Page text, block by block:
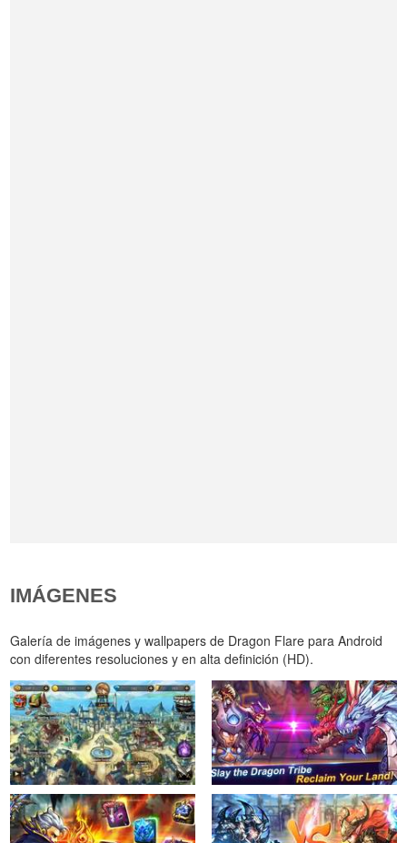
IMÁGENES
Galería de imágenes y wallpapers de Dragon Flare para Android
con diferentes resoluciones y en alta definición (HD).